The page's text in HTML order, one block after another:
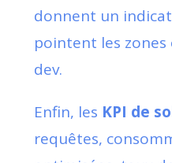
donnent un
pointent les zones
dev.
Enfin, les KPI de
requêtes,